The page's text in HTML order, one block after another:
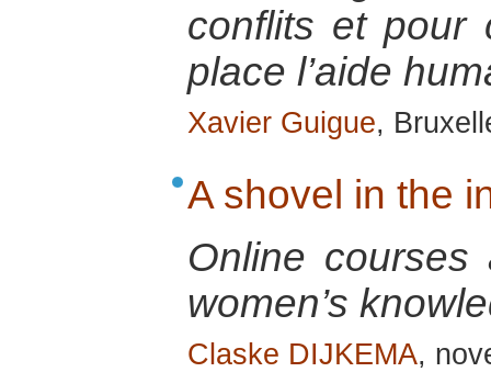
conflits et pour
place l’aide
Xavier Guigue,
A shovel in the
Online
women’s
Claske DIJKEMA,